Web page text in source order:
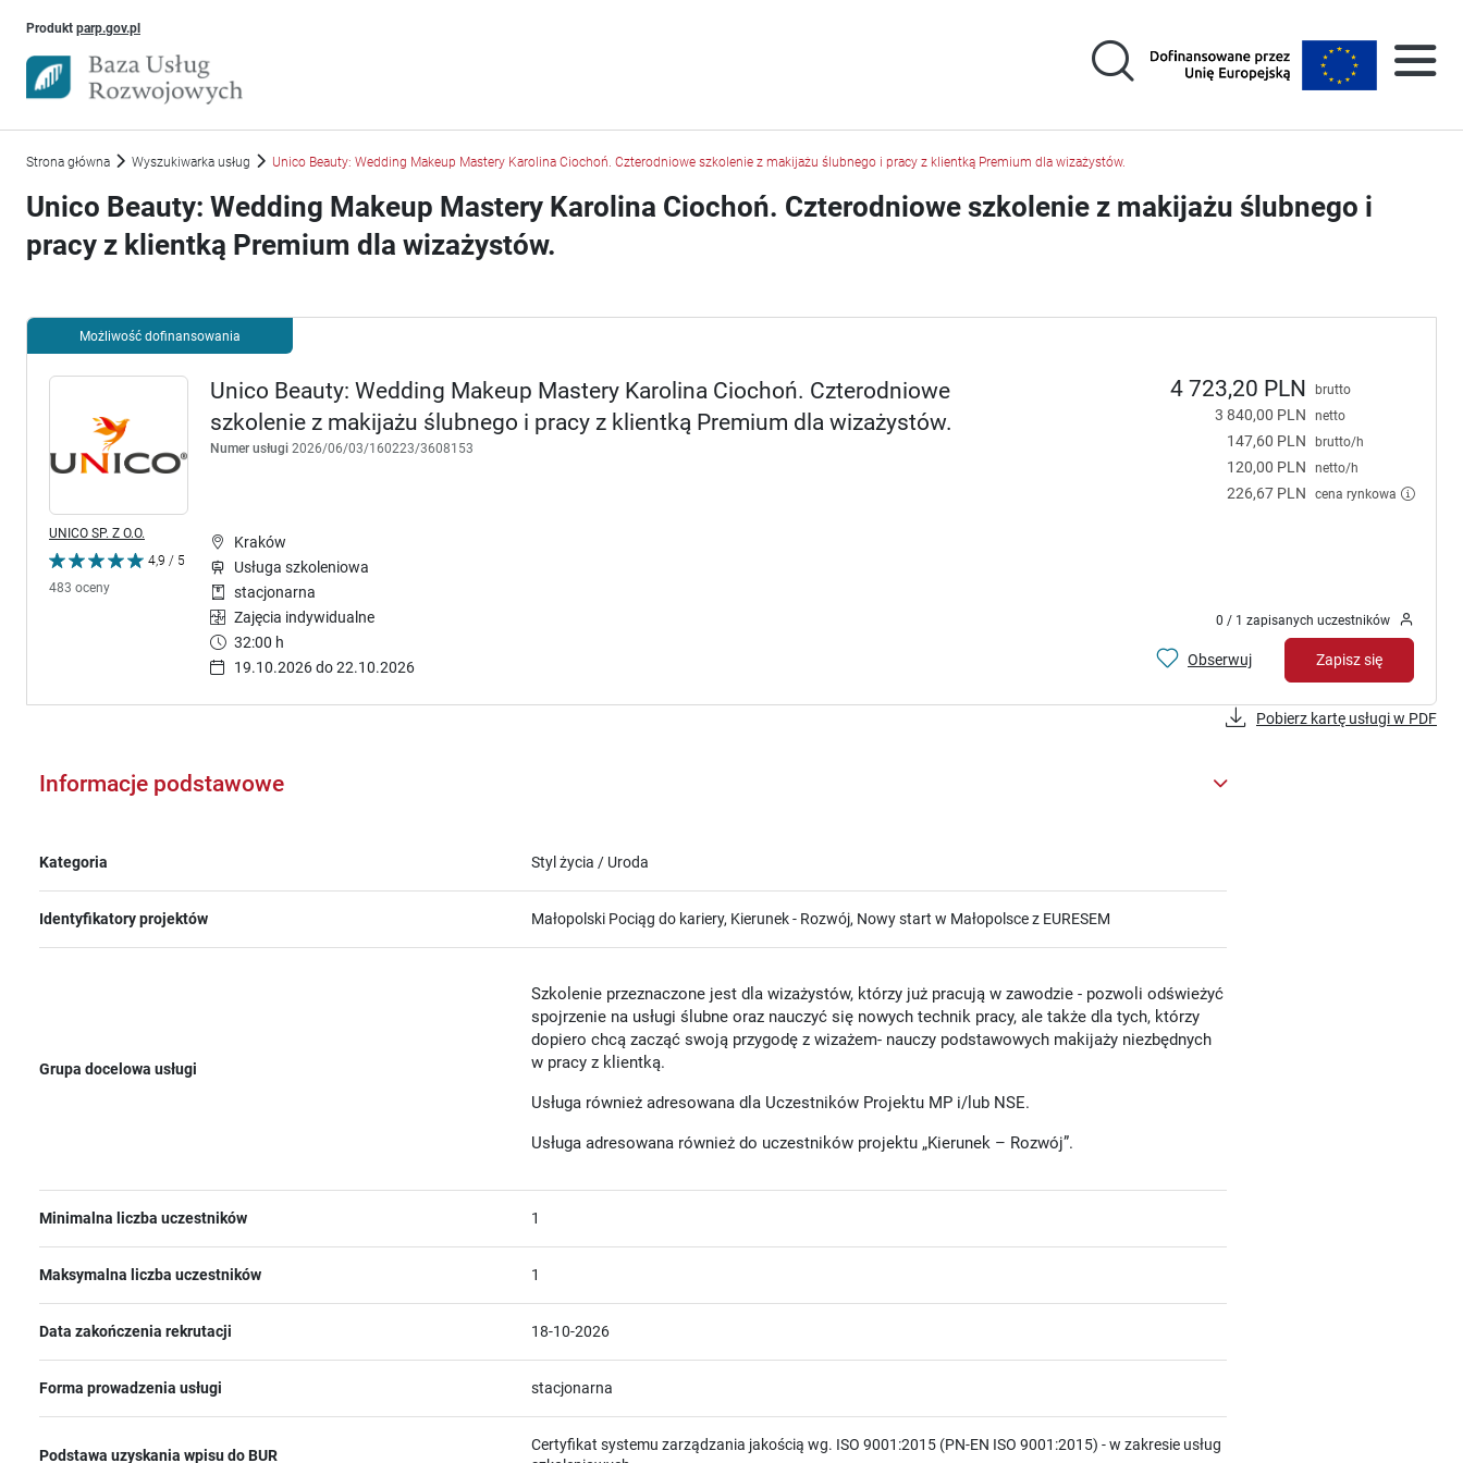
Produkt parp.gov.plUwaga, link otworzy się w nowym oknie
Strona główna Wyszukiwarka usług Unico Beauty: Wedding Makeup Mastery Karolina Ciochoń. Czterodniowe szkolenie z makijażu ślubnego i pracy z klientką Premium dla wizażystów.
Unico Beauty: Wedding Makeup Mastery Karolina Ciochoń. Czterodniowe szkolenie z makijażu ślubnego i
pracy z klientką Premium dla wizażystów.
Możliwość dofinansowania
Unico Beauty: Wedding Makeup Mastery Karolina Ciochoń. Czterodniowe
szkolenie z makijażu ślubnego i pracy z klientką Premium dla wizażystów.
Numer usługi 2026/06/03/160223/3608153
UNICO SP. Z O.O.
4,9 / 5
483 oceny
4 723,20 PLN brutto
3 840,00 PLN netto
147,60 PLN brutto/h
120,00 PLN netto/h
226,67 PLN cena rynkowa
Kraków
Usługa szkoleniowa
stacjonarna
Zajęcia indywidualne
32:00 h
19.10.2026 do 22.10.2026
0 / 1 zapisanych uczestników
Obserwuj Zapisz się
Pobierz kartę usługi w PDF
Informacje podstawowe
Kategoria Styl życia / Uroda
Identyfikatory projektów Małopolski Pociąg do kariery, Kierunek - Rozwój, Nowy start w Małopolsce z EURESEM
Grupa docelowa usługi
Szkolenie przeznaczone jest dla wizażystów, którzy już pracują w zawodzie - pozwoli odświeżyć
spojrzenie na usługi ślubne oraz nauczyć się nowych technik pracy, ale także dla tych, którzy
dopiero chcą zacząć swoją przygodę z wizażem- nauczy podstawowych makijaży niezbędnych
w pracy z klientką.
Usługa również adresowana dla Uczestników Projektu MP i/lub NSE.
Usługa adresowana również do uczestników projektu „Kierunek – Rozwój”.
Minimalna liczba uczestników 1
Maksymalna liczba uczestników 1
Data zakończenia rekrutacji 18-10-2026
Forma prowadzenia usługi stacjonarna
Podstawa uzyskania wpisu do BUR
Certyfikat systemu zarządzania jakością wg. ISO 9001:2015 (PN-EN ISO 9001:2015) - w zakresie usług